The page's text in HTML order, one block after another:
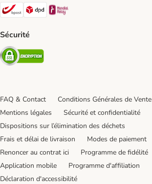
Bpost Shipping Method
DPD Shipping Method
Sécurité
Security
FAQ & Contact
Conditions Générales de Vente
Mentions légales
Sécurité et confidentialité
Dispositions sur l’élimination des déchets
Frais et délai de livraison
Modes de paiement
Renoncer au contrat ici
Programme de fidélité
Application mobile
Programme d'affiliation
Déclaration d'accessibilité